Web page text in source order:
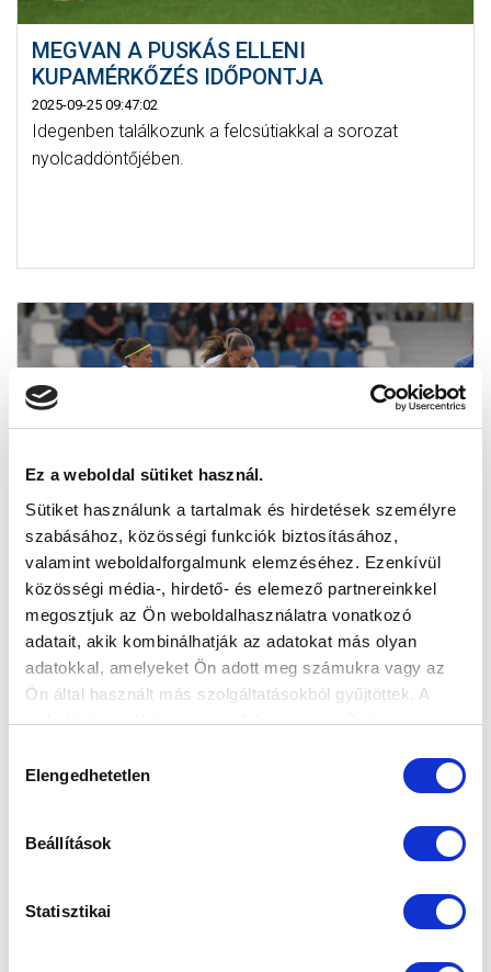
Ez a weboldal sütiket használ.
Sütiket használunk a tartalmak és hirdetések személyre
szabásához, közösségi funkciók biztosításához,
valamint weboldalforgalmunk elemzéséhez. Ezenkívül
közösségi média-, hirdető- és elemező partnereinkkel
megosztjuk az Ön weboldalhasználatra vonatkozó
adatait, akik kombinálhatják az adatokat más olyan
adatokkal, amelyeket Ön adott meg számukra vagy az
Ön által használt más szolgáltatásokból gyűjtöttek. A
weboldalon való böngészés folytatásával Ön hozzájárul a
kiválasztása
Elengedhetetlen
Beállítások
Statisztikai
MEGVAN A PUSKÁS ELLENI
KUPAMÉRKŐZÉS IDŐPONTJA
2025-09-25 09:47:02
Idegenben találkozunk a felcsútiakkal a sorozat
nyolcaddöntőjében.
A PUSKÁS AKADÉMIA FC ELLEN KEZDJÜK
A SIMPLE NŐI KUPÁT
2025-09-09 12:12:17
A sorozat negyedik fordulójában idegenben lépünk
pályára.